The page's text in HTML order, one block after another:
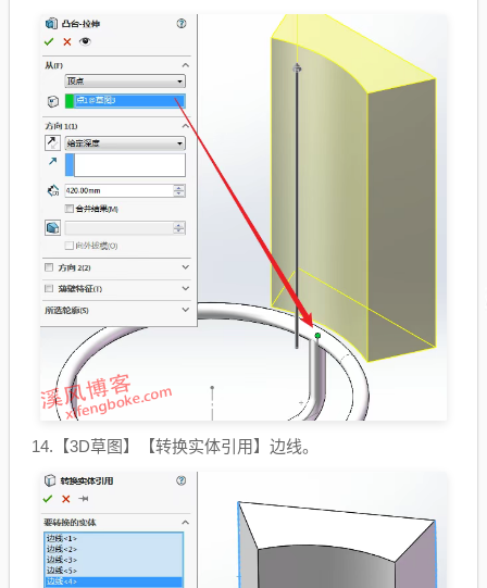
14.【3D草图】【转换实体引用】边线。